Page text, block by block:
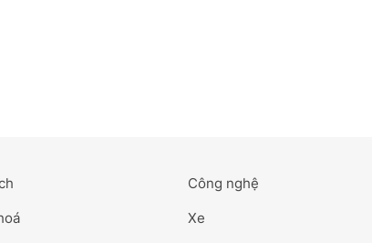
Công nghệ
Xe